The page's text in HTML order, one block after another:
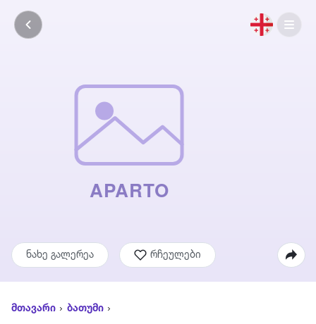
ნახე გალერეა რჩეულები
მთავარი ბათუმი